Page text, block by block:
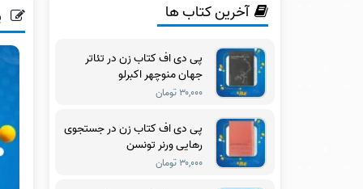
آخرین کتاب ها
پی دی اف کتاب زن در تئاتر
جهان منوچهر اکبرلو
۳۰,۰۰۰ تومان
پی دی اف کتاب زن در جستجوی
رهایی ورنر تونسن
۳۰,۰۰۰ تومان